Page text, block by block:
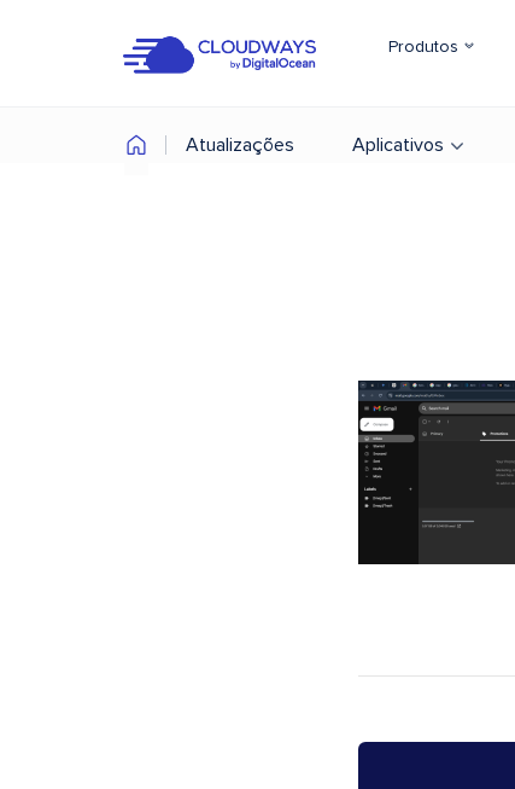
Produtos
Atualizações Aplicativos